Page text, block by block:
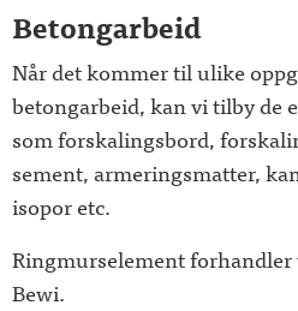
Betongarbeid
Når det kommer til ulike
betongarbeid, kan vi tilby de
som forskalingsbord,
sement, armeringsmatter,
isopor etc.
Ringmurselement
Bewi.